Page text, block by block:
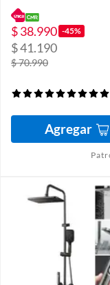
$ 38.990 -45%
$ 41.190
$ 70.990
Agregar